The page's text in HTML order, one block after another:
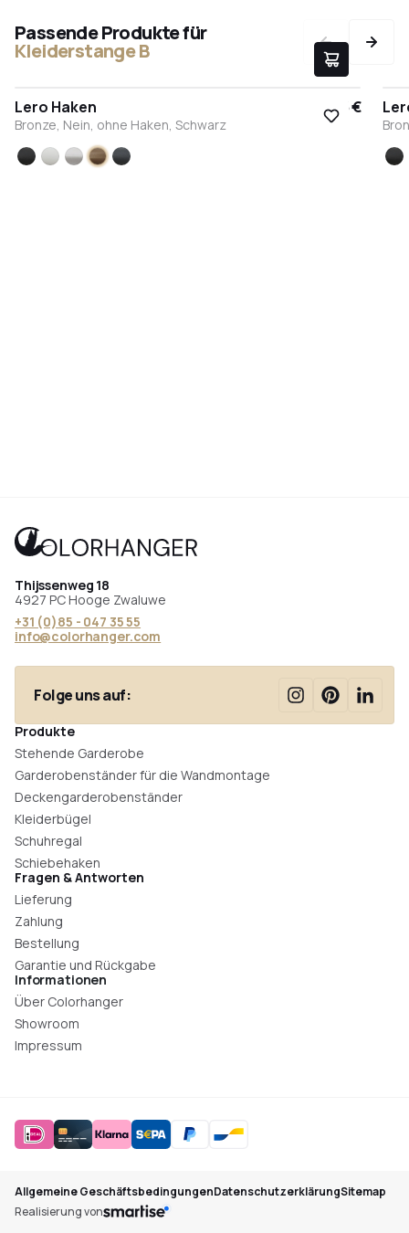
Passende Produkte für
Kleiderstange B
Lero Haken 9,95 €
Bronze, Nein, ohne Haken, Schwarz
Schwarz
WeißEdelstahl
BronzeAnthrazit
Thijssenweg 18
4927 PC Hooge Zwaluwe
+31 (0)85 - 047 35 55
info@colorhanger.com
Folge uns auf:
Produkte
Stehende Garderobe
Garderobenständer für die Wandmontage
Deckengarderobenständer
Kleiderbügel
Schuhregal
Schiebehaken
Fragen & Antworten
Lieferung
Zahlung
Bestellung
Garantie und Rückgabe
Informationen
Über Colorhanger
Showroom
Impressum
Allgemeine GeschäftsbedingungenDatenschutzerklärungSitemap
Realisierung von